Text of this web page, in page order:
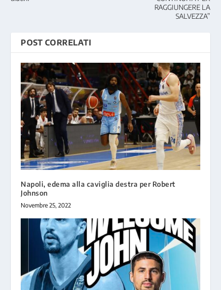
RAGGIUNGERE LA
SALVEZZA”
POST CORRELATI
Napoli, edema alla caviglia destra per Robert
Johnson
Novembre 25, 2022